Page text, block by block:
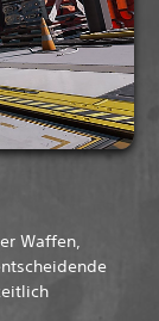
Waffen,